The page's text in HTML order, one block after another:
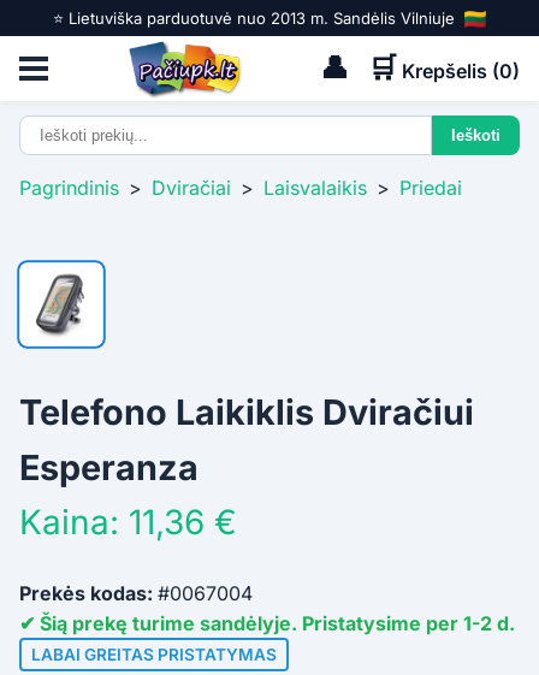
⭐️ Lietuviška parduotuvė nuo 2013 m. Sandėlis Vilniuje
👤 🛒 Krepšelis (0)
Pagrindinis > Dviračiai > Laisvalaikis > Priedai
Telefono Laikiklis Dviračiui
Esperanza
Kaina: 11,36 €
Prekės kodas: #0067004
✔ Šią prekę turime sandėlyje. Pristatysime per 1-2 d.
LABAI GREITAS PRISTATYMAS